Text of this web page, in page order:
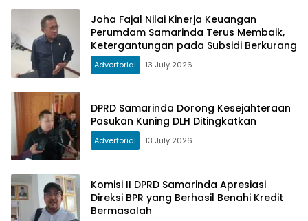
Joha Fajal Nilai Kinerja Keuangan
Perumdam Samarinda Terus Membaik,
Ketergantungan pada Subsidi Berkurang
Advertorial 13 July 2026
DPRD Samarinda Dorong Kesejahteraan
Pasukan Kuning DLH Ditingkatkan
Advertorial 13 July 2026
Komisi II DPRD Samarinda Apresiasi
Direksi BPR yang Berhasil Benahi Kredit
Bermasalah